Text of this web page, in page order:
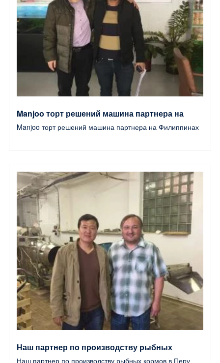
Manjoo торт решений машина партнера на
Филиппинах
Manjoo торт решений машина партнера на Филиппинах
Наш партнер по производству рыбных
Наш партнер по производству рыбных кормов в Перу